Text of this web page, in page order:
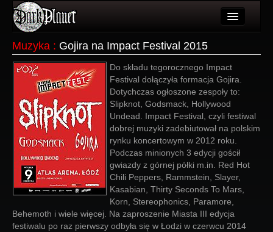
Użytkownicy
Wydarzenia
Galeria
Forum
Więcej
Login
Muzyka : Gojira na Impact Festival 2015
Do składu tegorocznego Impact
Festival dołączyła formacja Gojira.
Dotychczas ogłoszone zespoły to:
Slipknot, Godsmack, Hollywood
Undead. Impact Festival, czyli festiwal
dobrej muzyki zadebiutował na polskim
rynku koncertowym w 2012 roku.
Podczas minionych 3 edycji gościł
gwiazdy z górnej półki m.in. Red Hot
Chili Peppers, Rammstein, Slayer,
Kasabian, Thirty Seconds To Mars,
Korn, Stereophonics, Paramore,
Behemoth i wiele więcej. Na zaproszenie Miasta III edycja
festiwalu po raz pierwszy odbyła się w Łodzi w czerwcu 2014